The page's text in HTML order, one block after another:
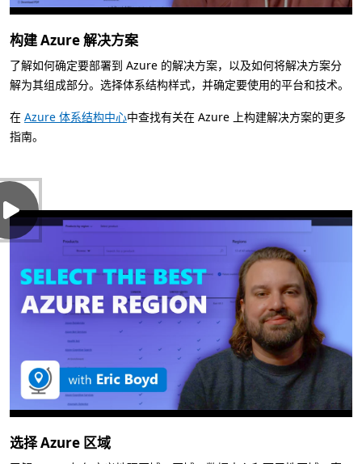
构建 Azure 解决方案
了解如何确定要部署到 Azure 的解决方案，以及如何将解决方案分
解为其组成部分。选择体系结构样式，并确定要使用的平台和技术。
在 Azure 体系结构中心中查找有关在 Azure 上构建解决方案的更多
指南。
选择 Azure 区域